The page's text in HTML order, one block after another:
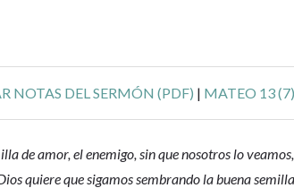
NOTAS DEL SERMÓN (PDF) | MATEO 13 (7)
de amor, el enemigo, sin que nosotros lo veamos,
quiere que sigamos sembrando la buena